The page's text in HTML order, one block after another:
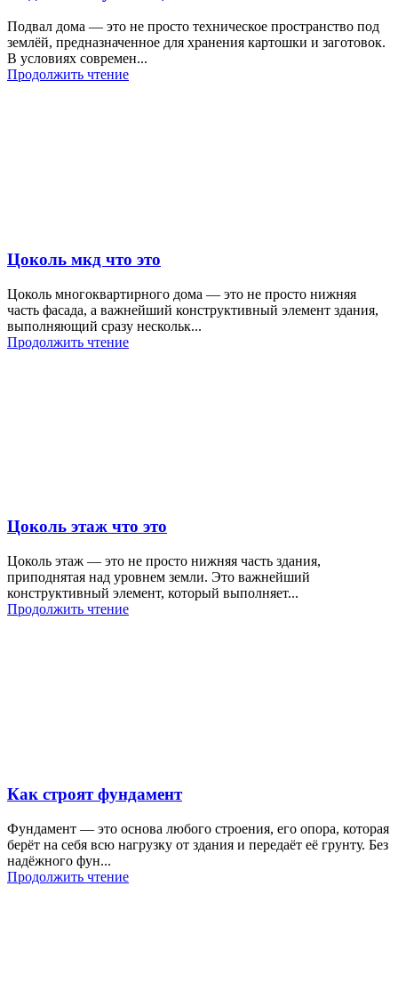
Подвал дома — это не просто техническое пространство под
землёй, предназначенное для хранения картошки и заготовок.
В условиях современ...
Продолжить чтение
Цоколь мкд что это
Цоколь многоквартирного дома — это не просто нижняя
часть фасада, а важнейший конструктивный элемент здания,
выполняющий сразу нескольк...
Продолжить чтение
Цоколь этаж что это
Цоколь этаж — это не просто нижняя часть здания,
приподнятая над уровнем земли. Это важнейший
конструктивный элемент, который выполняет...
Продолжить чтение
Как строят фундамент
Фундамент — это основа любого строения, его опора, которая
берёт на себя всю нагрузку от здания и передаёт её грунту. Без
надёжного фун...
Продолжить чтение